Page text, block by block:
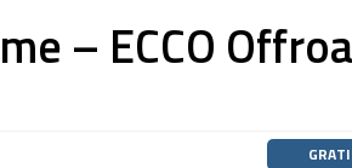
– ECCO